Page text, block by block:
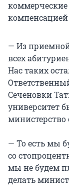
коммерческие
— Из
всех
Нас таких
Сеченовки
университет
— То есть мы
со
мы не будем
делать